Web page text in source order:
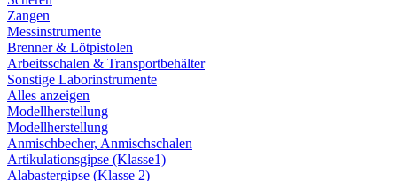
Zangen
Messinstrumente
Brenner & Lötpistolen
Arbeitsschalen & Transportbehälter
Sonstige Laborinstrumente
Alles anzeigen
Modellherstellung
Modellherstellung
Anmischbecher, Anmischschalen
Artikulationsgipse (Klasse1)
Alabastergipse (Klasse 2)